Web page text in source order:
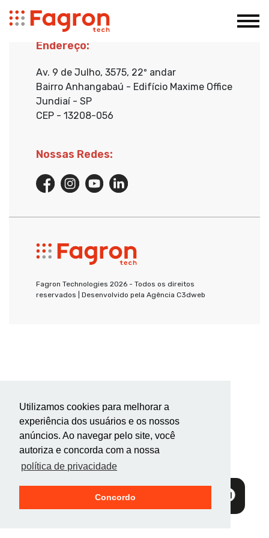
Utilizamos cookies para melhorar a
experiência dos usuários e os nossos
anúncios. Ao navegar pelo site, você
autoriza e concorda com a nossa
política de privacidade
Concordo
Endereço:
Av. 9 de Julho, 3575, 22º andar
Bairro Anhangabaú - Edifício Maxime Office
Jundiaí - SP
CEP - 13208-056
Nossas Redes:
Fagron Technologies 2026 - Todos os direitos
reservados | Desenvolvido pela Agência C3dweb